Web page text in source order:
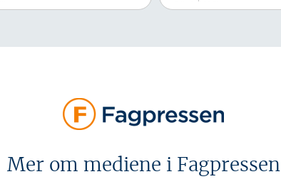
Mer om mediene i Fagpressen